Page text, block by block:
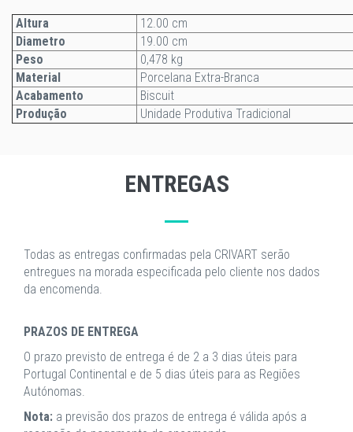
Altura
12.00 cm
Diametro
19.00 cm
Peso
0,478 kg
Material
Porcelana Extra-Branca
Acabamento
Biscuit
Produção
Unidade Produtiva Tradicional
ENTREGAS
Todas as entregas confirmadas pela CRIVART serão
entregues na morada especificada pelo cliente nos dados
da encomenda.
PRAZOS DE ENTREGA
O prazo previsto de entrega é de 2 a 3 dias úteis para
Portugal Continental e de 5 dias úteis para as Regiões
Autónomas.
Nota: a previsão dos prazos de entrega é válida após a